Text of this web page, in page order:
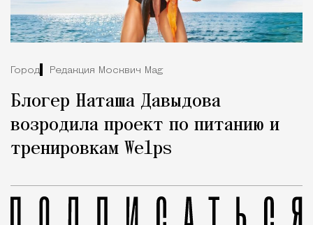
Город Редакция Москвич Mag
Блогер Наташа Давыдова
возродила проект по питанию и
тренировкам Welps